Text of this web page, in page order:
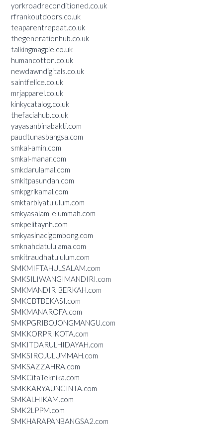
yorkroadreconditioned.co.uk
rfrankoutdoors.co.uk
teaparentrepeat.co.uk
thegenerationhub.co.uk
talkingmagpie.co.uk
humancotton.co.uk
newdawndigitals.co.uk
saintfelice.co.uk
mrjapparel.co.uk
kinkycatalog.co.uk
thefaciahub.co.uk
yayasanbinabakti.com
paudtunasbangsa.com
smkal-amin.com
smkal-manar.com
smkdarulamal.com
smkitpasundan.com
smkpgrikamal.com
smktarbiyatululum.com
smkyasalam-elummah.com
smkpelitaynh.com
smkyasinacigombong.com
smknahdatululama.com
smkitraudhatululum.com
SMKMIFTAHULSALAM.com
SMKSILIWANGIMANDIRI.com
SMKMANDIRIBERKAH.com
SMKCBTBEKASI.com
SMKMANAROFA.com
SMKPGRIBOJONGMANGU.com
SMKKORPRIKOTA.com
SMKITDARULHIDAYAH.com
SMKSIROJULUMMAH.com
SMKSAZZAHRA.com
SMKCitaTeknika.com
SMKKARYAUNCINTA.com
SMKALHIKAM.com
SMK2LPPM.com
SMKHARAPANBANGSA2.com